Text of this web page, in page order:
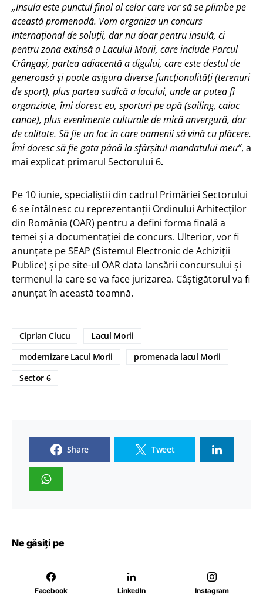
„Insula este punctul final al celor care vor să se plimbe pe
această promenadă. Vom organiza un concurs
internațional de soluții, dar nu doar pentru insulă, ci
pentru zona extinsă a Lacului Morii, care include Parcul
Crângași, partea adiacentă a digului, care este destul de
generoasă și poate asigura diverse funcționalități (terenuri
de sport), plus partea sudică a lacului, unde ar putea fi
organziate, îmi doresc eu, sporturi pe apă (sailing, caiac
canoe), plus evenimente culturale de mică anvergură, dar
de calitate. Să fie un loc în care oamenii să vină cu plăcere.
Îmi doresc să fie gata până la sfârșitul mandatului meu”, a
mai explicat primarul Sectorului 6.
Pe 10 iunie, specialiștii din cadrul Primăriei Sectorului
6 se întâlnesc cu reprezentanții Ordinului Arhitecților
din România (OAR) pentru a defini forma finală a
temei și a documentației de concurs. Ulterior, vor fi
anunțate pe SEAP (Sistemul Electronic de Achiziții
Publice) și pe site-ul OAR data lansării concursului și
termenul la care se va face jurizarea. Câștigătorul va fi
anunțat în această toamnă.
Ciprian Ciucu
Lacul Morii
modernizare Lacul Morii
promenada lacul Morii
Sector 6
Share Tweet
Ne găsiți pe
Facebook LinkedIn Instagram